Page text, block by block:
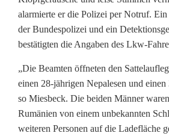
e
a
n
d
N
alarmierte er die Polizei per Notruf. Ein
der Bundespolizei und ein
bestätigten die Angaben des Lkw-
„Die Beamten öffneten den
einen 28-jährigen Nepalesen und
so Miesbeck. Die beiden Männer
Rumänien von einem unbekannten
weiteren Personen auf die Ladefläche